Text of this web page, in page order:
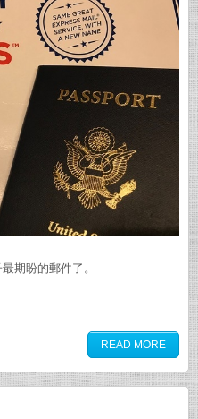
期盼的郵件了。
READ MORE